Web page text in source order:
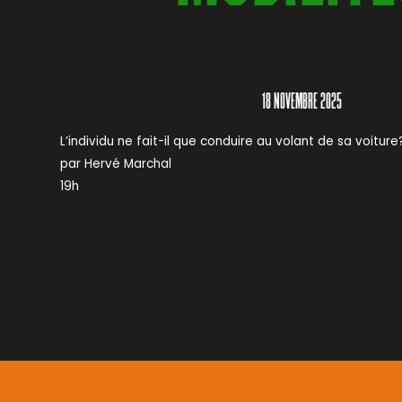
18 NOVEMBRE 2025
L’individu ne fait-il que conduire au volant de sa
par Hervé Marchal
19h